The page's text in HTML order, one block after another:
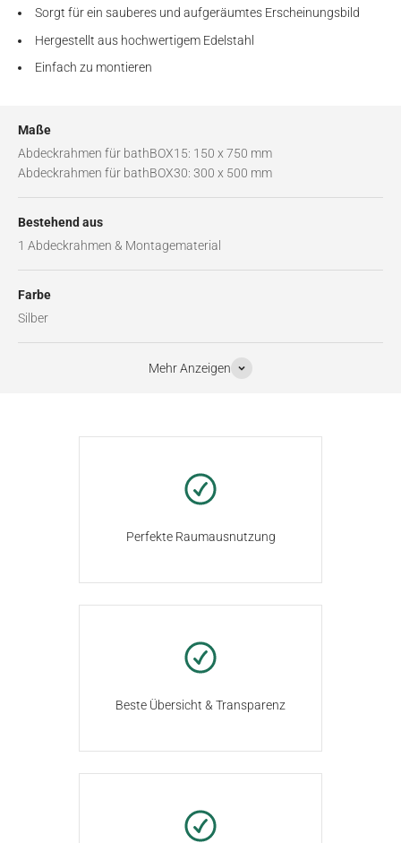
Sorgt für ein sauberes und aufgeräumtes Erscheinungsbild
Hergestellt aus hochwertigem Edelstahl
Einfach zu montieren
Maße
Abdeckrahmen für bathBOX15: 150 x 750 mm
Abdeckrahmen für bathBOX30: 300 x 500 mm
Bestehend aus
1 Abdeckrahmen & Montagematerial
Farbe
Silber
Mehr Anzeigen
Perfekte Raumausnutzung
Beste Übersicht & Transparenz